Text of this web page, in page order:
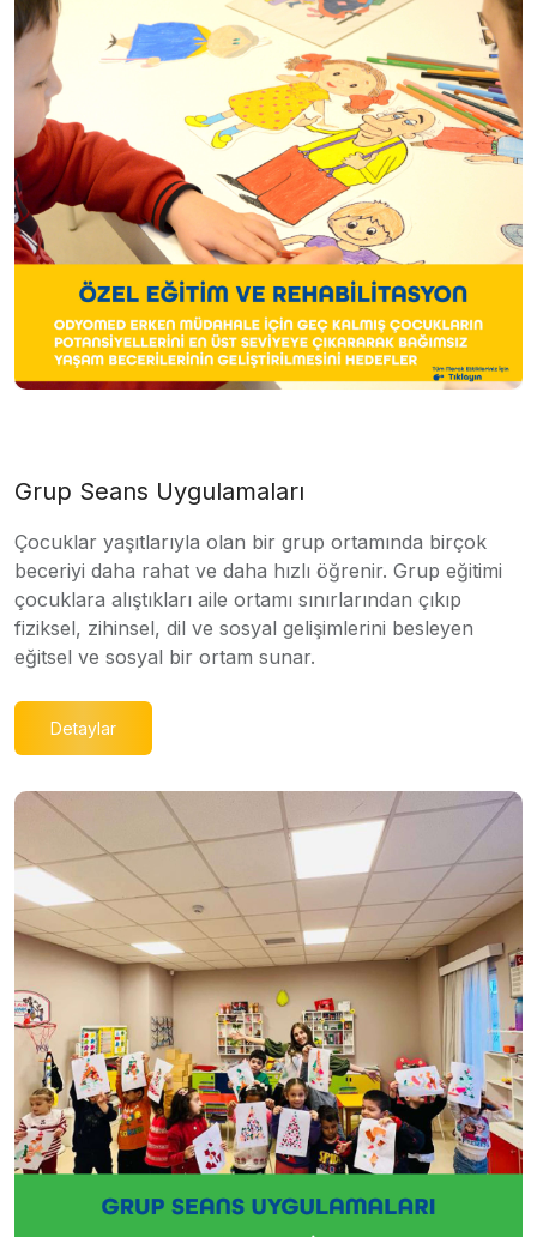
Grup Seans Uygulamaları
Çocuklar yaşıtlarıyla olan bir grup ortamında birçok
beceriyi daha rahat ve daha hızlı öğrenir. Grup eğitimi
çocuklara alıştıkları aile ortamı sınırlarından çıkıp
fiziksel, zihinsel, dil ve sosyal gelişimlerini besleyen
eğitsel ve sosyal bir ortam sunar.
Detaylar